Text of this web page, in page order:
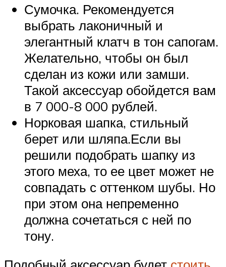
Сумочка. Рекомендуется
выбрать лаконичный и
элегантный клатч в тон сапогам.
Желательно, чтобы он был
сделан из кожи или замши.
Такой аксессуар обойдется вам
в 7 000-8 000 рублей.
Норковая шапка, стильный
берет или шляпа.Если вы
решили подобрать шапку из
этого меха, то ее цвет может не
совпадать с оттенком шубы. Но
при этом она непременно
должна сочетаться с ней по
тону.